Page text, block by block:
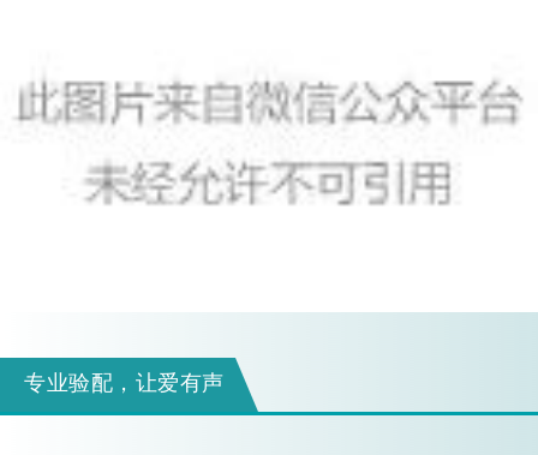
专业验配，让爱有声